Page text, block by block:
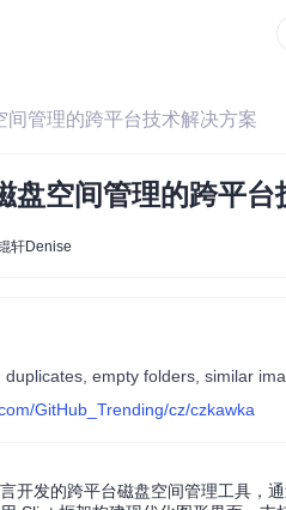
管理的跨平台技术解决方案
盘空间管理的跨平台
轩Denise
empty folders, similar
GitHub_Trending/cz/czkawka
开发的跨平台磁盘空间管理工具，